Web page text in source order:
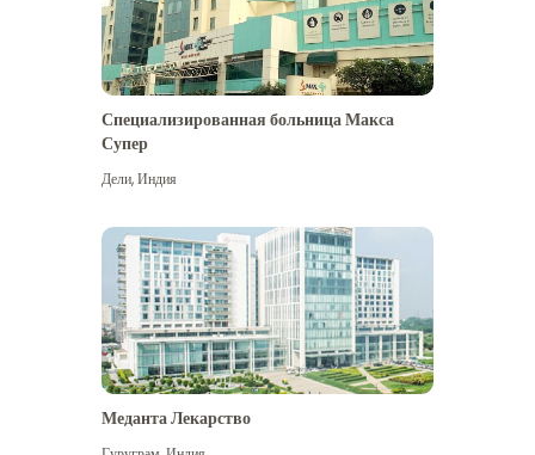
Специализированная больница Макса
Супер
Дели,Индия
Меданта Лекарство